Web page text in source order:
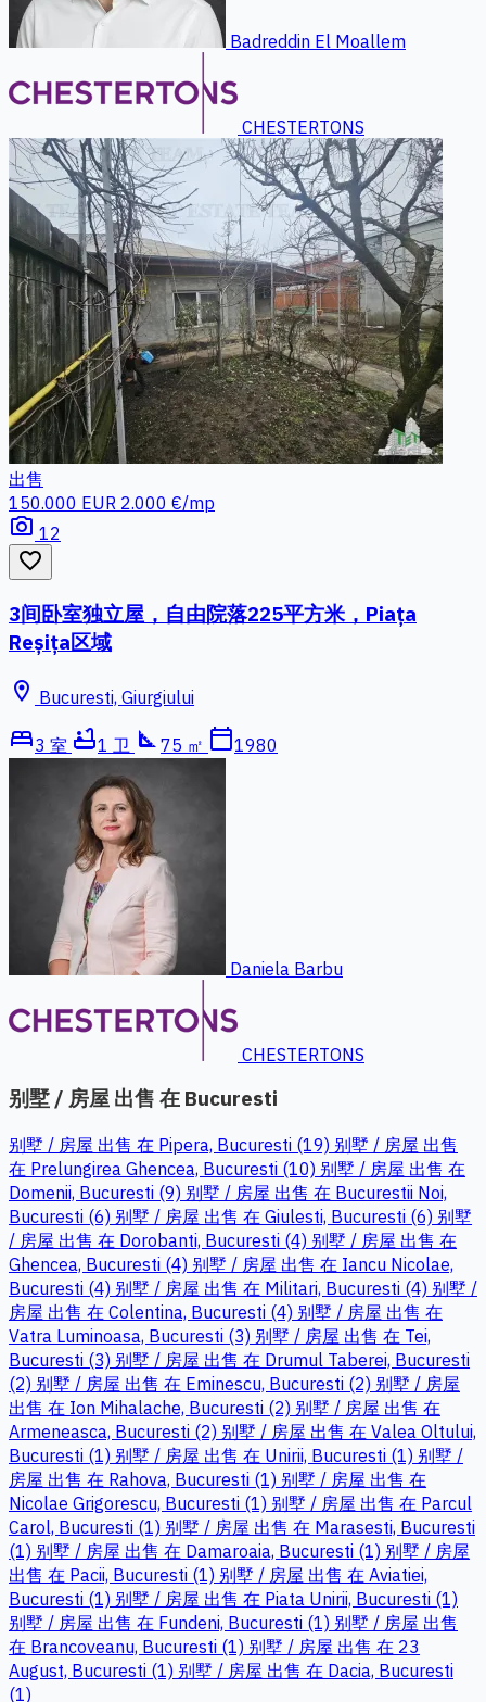
Badreddin El Moallem
CHESTERTONS
出售
150.000 EUR 2.000 €/mp
photo_camera 12
favorite_border
3间卧室独立屋，自由院落225平方米，Piața
Reșița区域
location_on Bucuresti, Giurgiului
bed3 室 bathtub1 卫 square_foot 75 ㎡ calendar_today1980
Daniela Barbu
CHESTERTONS
别墅 / 房屋 出售 在 Bucuresti
别墅 / 房屋 出售 在 Pipera, Bucuresti (19) 别墅 / 房屋 出售
在 Prelungirea Ghencea, Bucuresti (10) 别墅 / 房屋 出售 在
Domenii, Bucuresti (9) 别墅 / 房屋 出售 在 Bucurestii Noi,
Bucuresti (6) 别墅 / 房屋 出售 在 Giulesti, Bucuresti (6) 别墅
/ 房屋 出售 在 Dorobanti, Bucuresti (4) 别墅 / 房屋 出售 在
Ghencea, Bucuresti (4) 别墅 / 房屋 出售 在 Iancu Nicolae,
Bucuresti (4) 别墅 / 房屋 出售 在 Militari, Bucuresti (4) 别墅 /
房屋 出售 在 Colentina, Bucuresti (4) 别墅 / 房屋 出售 在
Vatra Luminoasa, Bucuresti (3) 别墅 / 房屋 出售 在 Tei,
Bucuresti (3) 别墅 / 房屋 出售 在 Drumul Taberei, Bucuresti
(2) 别墅 / 房屋 出售 在 Eminescu, Bucuresti (2) 别墅 / 房屋
出售 在 Ion Mihalache, Bucuresti (2) 别墅 / 房屋 出售 在
Armeneasca, Bucuresti (2) 别墅 / 房屋 出售 在 Valea Oltului,
Bucuresti (1) 别墅 / 房屋 出售 在 Unirii, Bucuresti (1) 别墅 /
房屋 出售 在 Rahova, Bucuresti (1) 别墅 / 房屋 出售 在
Nicolae Grigorescu, Bucuresti (1) 别墅 / 房屋 出售 在 Parcul
Carol, Bucuresti (1) 别墅 / 房屋 出售 在 Marasesti, Bucuresti
(1) 别墅 / 房屋 出售 在 Damaroaia, Bucuresti (1) 别墅 / 房屋
出售 在 Pacii, Bucuresti (1) 别墅 / 房屋 出售 在 Aviatiei,
Bucuresti (1) 别墅 / 房屋 出售 在 Piata Unirii, Bucuresti (1)
别墅 / 房屋 出售 在 Fundeni, Bucuresti (1) 别墅 / 房屋 出售
在 Brancoveanu, Bucuresti (1) 别墅 / 房屋 出售 在 23
August, Bucuresti (1) 别墅 / 房屋 出售 在 Dacia, Bucuresti
(1)